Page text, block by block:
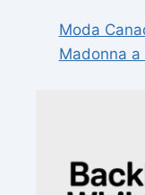
Moda
Madonna a